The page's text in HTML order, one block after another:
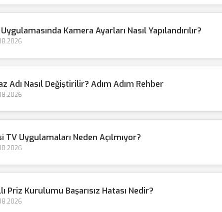
Kamera Ayarları Nasıl Yapılandırılır?
Adı Nasıl Değiştirilir? Adım Adım Rehber
Uygulamaları Neden Açılmıyor?
Priz Kurulumu Başarısız Hatası Nedir?